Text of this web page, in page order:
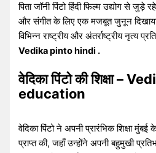
पिता जॉनी पिंटो हिंदी फिल्म उद्योग से
और संगीत के लिए एक मजबूत जुनून
विभिन्न राष्ट्रीय और अंतर्राष्ट्रीय नृत्य
Vedika pinto hindi .
वेदिका पिंटो की शिक्षा –
education
वेदिका पिंटो ने अपनी प्रारंभिक शिक्षा मुंबई
प्राप्त की, जहाँ उन्होंने अपनी बहुमुखी